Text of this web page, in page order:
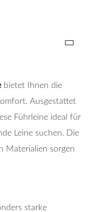
bietet Ihnen die
Ausgestattet
Führleine ideal für
Leine suchen. Die
Materialien sorgen
starke